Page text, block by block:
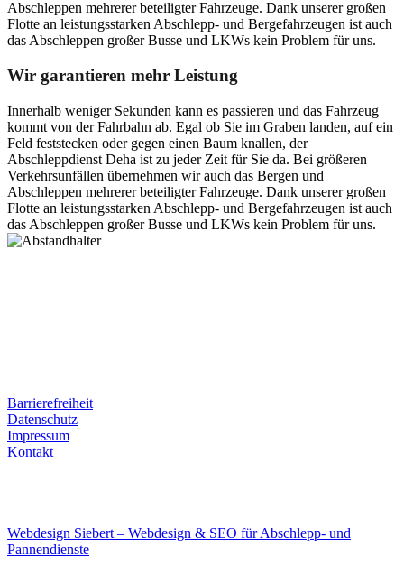
Abschleppen mehrerer beteiligter Fahrzeuge. Dank unserer großen
Flotte an leistungsstarken Abschlepp- und Bergefahrzeugen ist auch
das Abschleppen großer Busse und LKWs kein Problem für uns.
Wir garantieren mehr Leistung
Innerhalb weniger Sekunden kann es passieren und das Fahrzeug
kommt von der Fahrbahn ab. Egal ob Sie im Graben landen, auf ein
Feld feststecken oder gegen einen Baum knallen, der
Abschleppdienst Deha ist zu jeder Zeit für Sie da. Bei größeren
Verkehrsunfällen übernehmen wir auch das Bergen und
Abschleppen mehrerer beteiligter Fahrzeuge. Dank unserer großen
Flotte an leistungsstarken Abschlepp- und Bergefahrzeugen ist auch
das Abschleppen großer Busse und LKWs kein Problem für uns.
Barrierefreiheit
Datenschutz
Impressum
Kontakt
Webdesign Siebert – Webdesign & SEO für Abschlepp- und
Pannendienste